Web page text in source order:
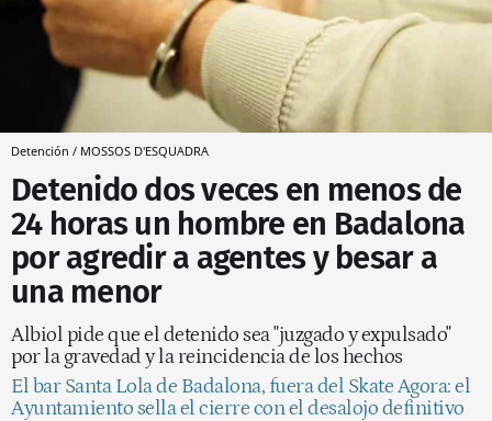
Detención / MOSSOS D'ESQUADRA
Detenido dos veces en menos de
24 horas un hombre en Badalona
por agredir a agentes y besar a
una menor
Albiol pide que el detenido sea "juzgado y expulsado"
por la gravedad y la reincidencia de los hechos
El bar Santa Lola de Badalona, fuera del Skate Agora: el
Ayuntamiento sella el cierre con el desalojo definitivo